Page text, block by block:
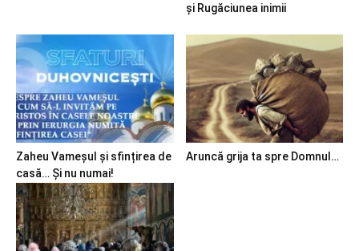
și Rugăciunea inimii
Zaheu Vameșul și sfințirea de
casă… Și nu numai!
Aruncă grija ta spre Domnul…